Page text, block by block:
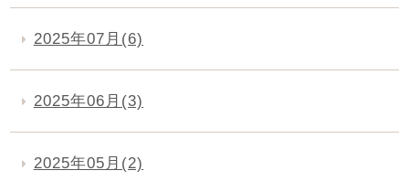
2025年07月(6)
2025年06月(3)
2025年05月(2)